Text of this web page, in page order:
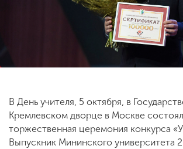
Приемная
комиссия
+7 (831) 262-26-20
В День учителя, 5 октября, в
Кремлевском дворце в Москве
торжественная церемония конкурса
Выпускник Мининского университета